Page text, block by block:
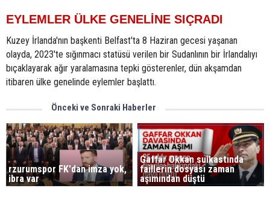
EYLEMLER ÜLKE GENELİNE SIÇRADI
Kuzey İrlanda'nın başkenti Belfast'ta 8 Haziran gecesi yaşanan
olayda, 2023'te sığınmacı statüsü verilen bir Sudanlının bir İrlandalıyı
bıçaklayarak ağır yaralamasına tepki gösterenler, dün akşamdan
itibaren ülke genelinde eylemler başlattı.
Önceki ve Sonraki Haberler
rzurumspor FK'dan imza yok,
ibra var
Gaffar Okkan suikastında
faillerin dosyası zaman
aşımından düştü